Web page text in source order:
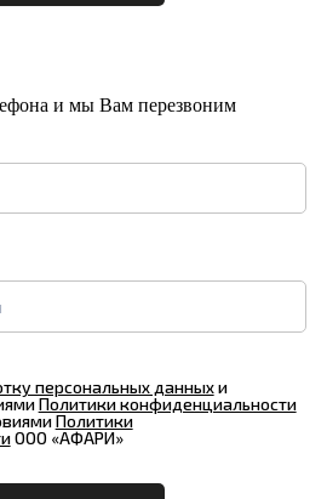
и мы Вам перезвоним
персональных данныхи
Политики конфиденциальности
Политики
ООО «АФАРИ»